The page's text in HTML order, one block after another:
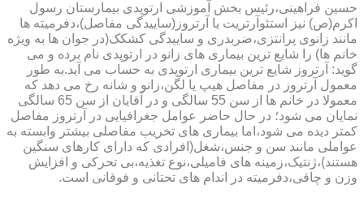
حسین فراهینی،رئیس بخش آموزشی ارتوپدی بیمارستان رسول
اکرم(ص) نیز استئوآرتریت یا آرتروز(ساییدگی مفاصل)،دفرمیته ها
مانند زانوی پرانتزی،ضربدری و ساییدگی کشکک(در جوان ها به ویژه
خانم ها) را شایع ترین بیماری های زانو در ارتوپدی نام برده و می
گوید: آرتروز شایع ترین بیماری ارتوپدی به حساب می آید.به طور
معمول آرتروز در مفاصل هیپ یا لگن،زانو و شانه رخ می دهد که
معمولا در خانم ها از سن 55 سالگی و در آقایان از سن 65 سالگی
نمایان می شود؛ در حال حاضر عوامل جغرافیایی در آرتروز مفاصل
کمتر دیده می شود،اما بیماری های تخریب مفاصلی بیشتر وابسته به
عواملی مانند سن و جنس،شغل(افرادی که دارای کارهای سنگین
هستند)،ژنتیک،زمینه های فامیلی،نوع تغذیه،بی تحرکی و افزایش
وزن و چاقی،دفرمیته در اندام های تحتانی و فوقانی است.